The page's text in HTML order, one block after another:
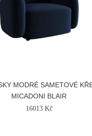
MODRÉ SAMETOVÉ
MICADONI BLAIR
16013 Kč